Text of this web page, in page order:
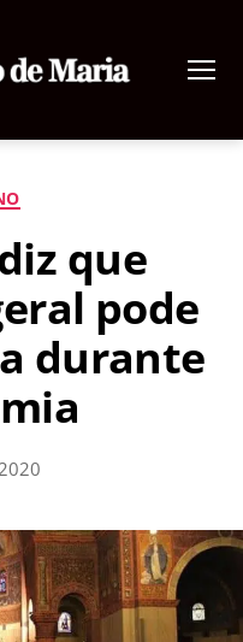
que
pode
durante